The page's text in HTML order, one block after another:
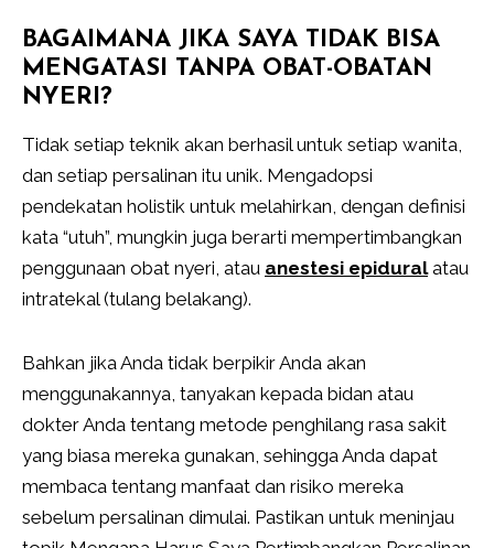
BAGAIMANA JIKA SAYA TIDAK BISA
MENGATASI TANPA OBAT-OBATAN
NYERI?
Tidak setiap teknik akan berhasil untuk setiap wanita,
dan setiap persalinan itu unik. Mengadopsi
pendekatan holistik untuk melahirkan, dengan definisi
kata “utuh”, mungkin juga berarti mempertimbangkan
penggunaan obat nyeri, atau anestesi epiduralatau
intratekal (tulang belakang).
Bahkan jika Anda tidak berpikir Anda akan
menggunakannya, tanyakan kepada bidan atau
dokter Anda tentang metode penghilang rasa sakit
yang biasa mereka gunakan, sehingga Anda dapat
membaca tentang manfaat dan risiko mereka
sebelum persalinan dimulai. Pastikan untuk meninjau